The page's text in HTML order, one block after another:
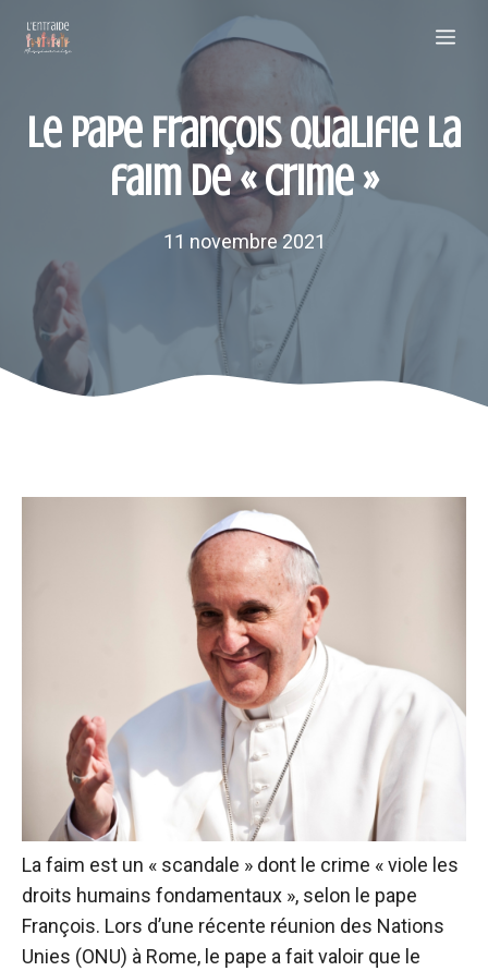
Le pape François qualifie la
faim de « crime »
11 novembre 2021
La faim est un « scandale » dont le crime « viole les
droits humains fondamentaux », selon le pape
François. Lors d’une récente réunion des Nations
Unies (ONU) à Rome, le pape a fait valoir que le